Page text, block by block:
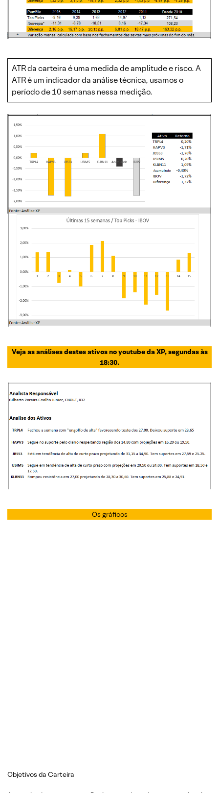
ATR da carteira é uma medida de amplitude e risco. A
ATR é um indicador da análise técnica, usamos o
período de 10 semanas nessa medição.
Veja as análises destes ativos no youtube da XP, segundas às
18:30.
Os gráficos
Objetivos da Carteira